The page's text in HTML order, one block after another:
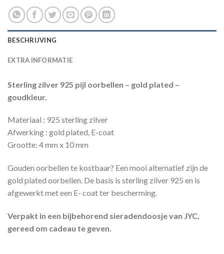
BESCHRIJVING
EXTRA INFORMATIE
Sterling zilver 925 pijl oorbellen – gold plated –
goudkleur.
Materiaal : 925 sterling zilver
Afwerking : gold plated, E-coat
Grootte: 4 mm x 10 mm
Gouden oorbellen te kostbaar? Een mooi alternatief zijn de
gold plated oorbellen. De basis is sterling zilver 925 en is
afgewerkt met een E- coat ter bescherming.
Verpakt in een bijbehorend sieradendoosje van JYC,
gereed om cadeau te geven.